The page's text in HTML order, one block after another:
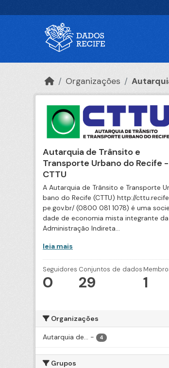
Organizações
Autarquia de Trânsito e
Transporte Urbano do Recife -
CTTU
A Autarquia de Trânsito e Transporte Ur
bano do Recife (CTTU) http://
pe.gov.br/ (0800 081 1078) é uma socie
dade de economia mista integrante da
Administração Indireta...
leia mais
Seguidores
0
Conjuntos de dados
29 1
Organizações
Autarquia de... - 4
Grupos